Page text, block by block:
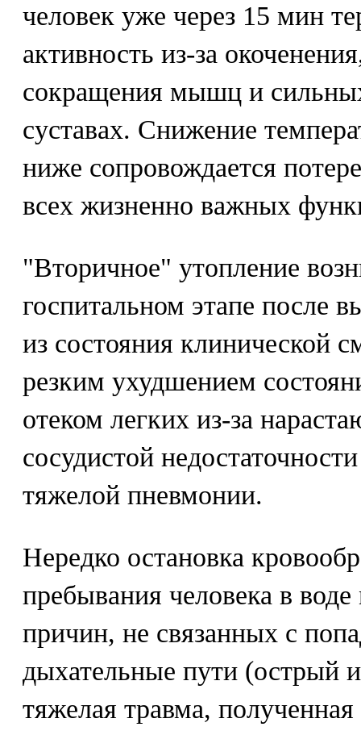
человек уже через 15 мин
активность из-за
сокращения мышц и
суставах. Снижение
ниже сопровождается
всех жизненно важных
"Вторичное" утопление
госпитальном этапе после
из состояния клинической
резким ухудшением
отеком легких из-за
сосудистой
тяжелой пневмонии.
Нередко остановка
пребывания человека в
причин, не связанных с
дыхательные пути (острый
тяжелая травма,